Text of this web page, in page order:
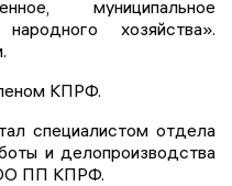
муниципальное
хозяйства».
КПРФ.
специалистом отдела
и делопроизводства
ПП КПРФ.